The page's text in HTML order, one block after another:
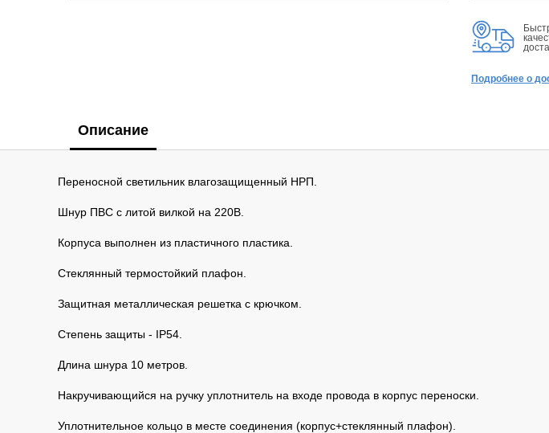
Подробнее о
Описание
Переносной светильник влагозащищенный НРП.
Шнур ПВС с литой вилкой на 220В.
Корпуса выполнен из пластичного пластика.
Стеклянный термостойкий плафон.
Защитная металлическая решетка с крючком.
Степень защиты - IP54.
Длина шнура 10 метров.
Накручивающийся на ручку уплотнитель на входе провода в корпус переноски.
Уплотнительное кольцо в месте соединения (корпус+стеклянный плафон).